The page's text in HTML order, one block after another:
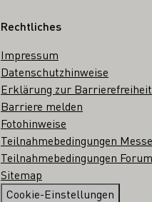
Rechtliches
Impressum
Datenschutzhinweise
Erklärung zur Barrierefreiheit
Barriere melden
Fotohinweise
Teilnahmebedingungen
Teilnahmebedingungen
Sitemap
Cookie-Einstellungen